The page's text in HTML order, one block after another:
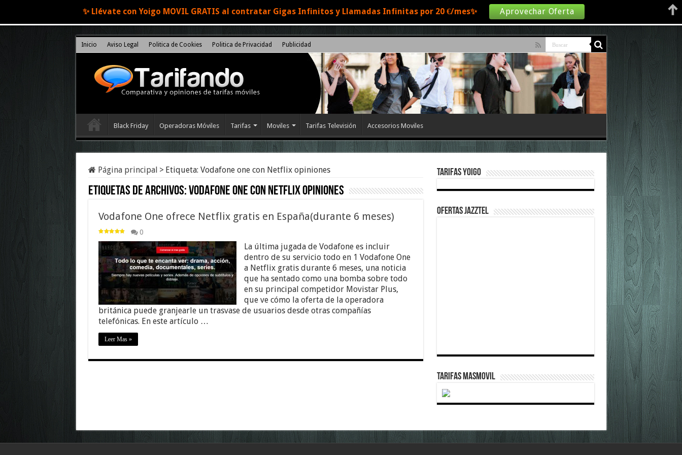
Inicio Aviso Legal Politica de Cookies Politica de Privacidad Publicidad
Black Friday Operadoras Móviles Tarifas Moviles Tarifas Televisión Accesorios Moviles
Página principal > Etiqueta: Vodafone one con Netflix opiniones
Etiquetas de archivos:Vodafone one con Netflix opiniones
Vodafone One ofrece Netflix gratis en España(durante 6 meses)
0
La última jugada de Vodafone es incluir
dentro de su servicio todo en 1 Vodafone One
a Netflix gratis durante 6 meses, una noticia
que ha sentado como una bomba sobre todo
en su principal competidor Movistar Plus,
que ve cómo la oferta de la operadora
británica puede granjearle un trasvase de usuarios desde otras compañías
telefónicas. En este artículo …
Leer Mas »
Tarifas Yoigo
Ofertas Jazztel
TARIFAS MASMOVIL
✨ Llévate con Yoigo MOVIL GRATIS al contratar Gigas Infinitos y Llamadas Infinitas por 20 €/mes✨ Aprovechar Oferta